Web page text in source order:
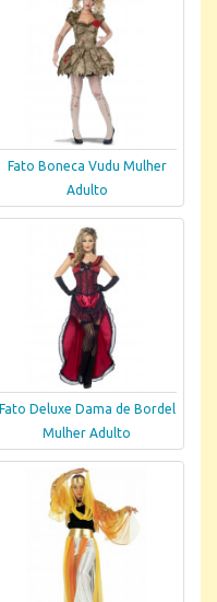
Fato Boneca Vudu Mulher
Adulto
Fato Deluxe Dama de Bordel
Mulher Adulto